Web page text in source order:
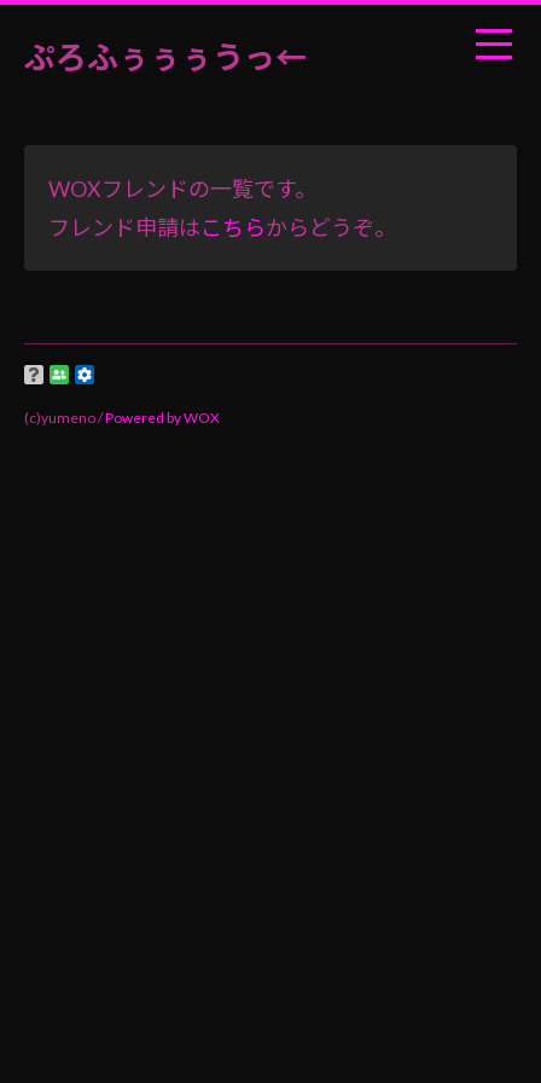
ぷろふぅぅぅうっ←
WOXフレンドの一覧です。
フレンド申請はこちらからどうぞ。
(c)yumeno /Powered by WOX